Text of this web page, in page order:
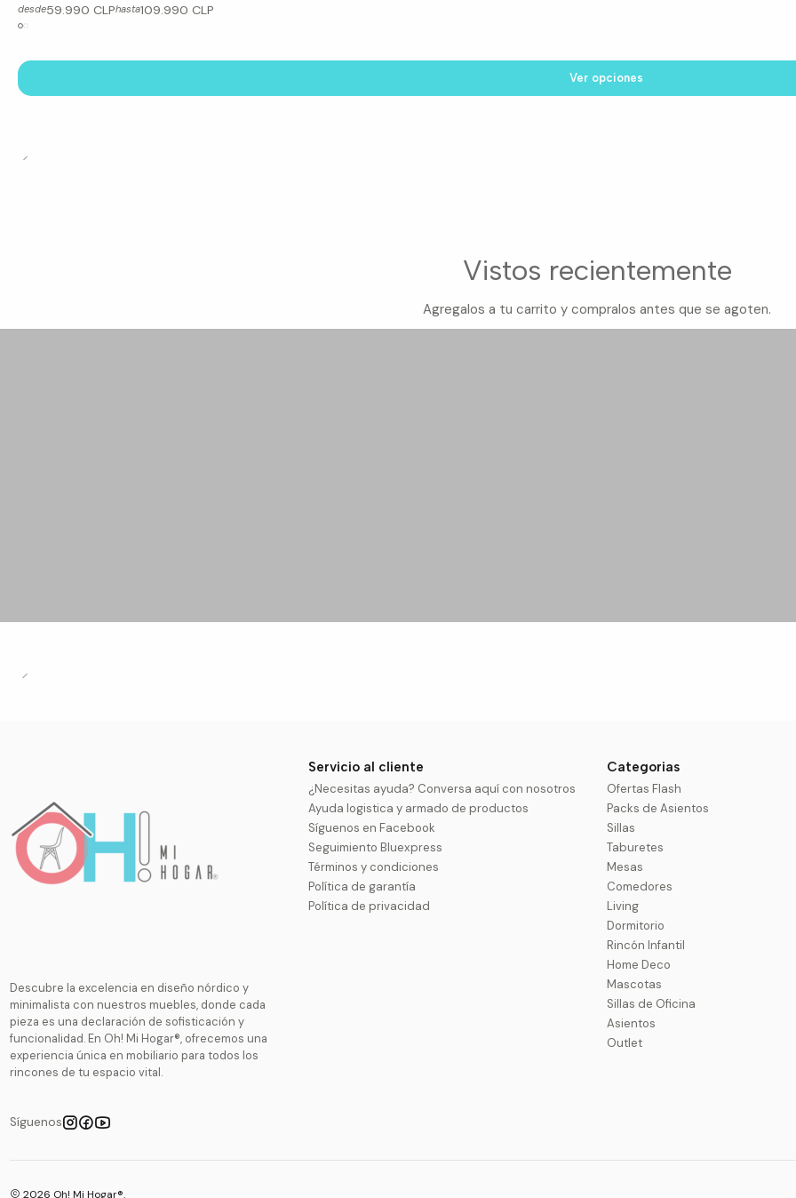
desde59.990 CLPhasta109.990 CLP
Ver opciones
Vistos recientemente
Agregalos a tu carrito y compralos antes que se agoten.
Descubre la excelencia en diseño nórdico y
minimalista con nuestros muebles, donde cada
pieza es una declaración de sofisticación y
funcionalidad. En Oh! Mi Hogar®, ofrecemos una
experiencia única en mobiliario para todos los
rincones de tu espacio vital.
Síguenos
Servicio al cliente
¿Necesitas ayuda? Conversa aquí con nosotros
Ayuda logistica y armado de productos
Síguenos en Facebook
Seguimiento Bluexpress
Términos y condiciones
Política de garantía
Política de privacidad
Categorias
Ofertas Flash
Packs de Asientos
Sillas
Taburetes
Mesas
Comedores
Living
Dormitorio
Rincón Infantil
Home Deco
Mascotas
Sillas de Oficina
Asientos
Outlet
2026 Oh! Mi Hogar®.